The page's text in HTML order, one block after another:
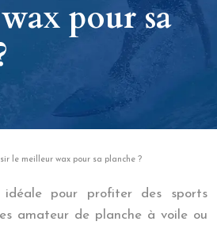
pour sa
le meilleur wax pour sa planche ?
idéale pour profiter des sports
amateur de planche à voile ou